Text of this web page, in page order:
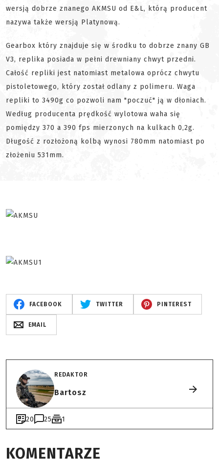
wersją dobrze znanego AKMSU od E&L, którą producent
nazywa także wersją Platynową.
Gearbox który znajduje się w środku to dobrze znany GB
V3, replika posiada w pełni drewniany chwyt przedni.
Całość repliki jest natomiast metalowa oprócz chwytu
pistoletowego, który został odlany z polimeru. Waga
repliki to 3490g co pozwoli nam "poczuć" ją w dłoniach.
Według producenta prędkość wylotowa waha się
pomiędzy 370 a 390 fps mierzonych na kulkach 0,2g.
Długość z rozłożoną kolbą wynosi 780mm natomiast po
złożeniu 531mm.
FACEBOOK TWITTER PINTEREST
EMAIL
REDAKTOR
Bartosz
20 25 1
KOMENTARZE